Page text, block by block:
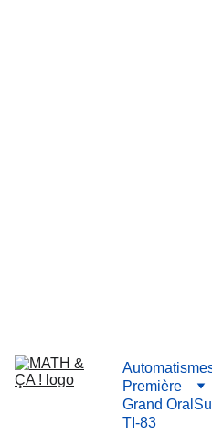
Première
Grand Oral
TI-83